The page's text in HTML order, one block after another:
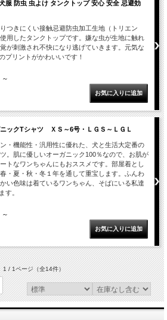
服 防虫 虫よけ タンクトップ 安心 安全 忌避効
つきにくい接触忌避防虫加工生地（トリエン
使用したタンクトップです。嫌な虫が生地に触れ
が刺激され不快になり逃げていきます。元気な
プリントがかわいいです！
～
ックTシャツ ＸＳ～6号・ＬＧＳ～ＬＧＬ
・機能性・汎用性に優れた、犬と生活大定番の
ツ。肌に優しいオーガニック100％なので、お肌が
トなワンちゃんにもおススメです。部屋着とし
・夏・秋・冬１年を通して重宝します。ふんわ
い色味は着ているワンちゃん、そばにいる私達
す。
～
1 / 1ページ（全14件）